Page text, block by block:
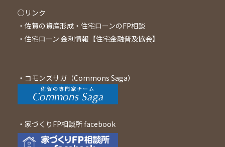
○リンク
・ 佐賀の資産形成・住宅ローンのFP相談
・ 住宅ローン 金利情報【住宅金融普及協会】
・ コモンズサガ（Commons Saga）
・家づくりFP相談所 facebook